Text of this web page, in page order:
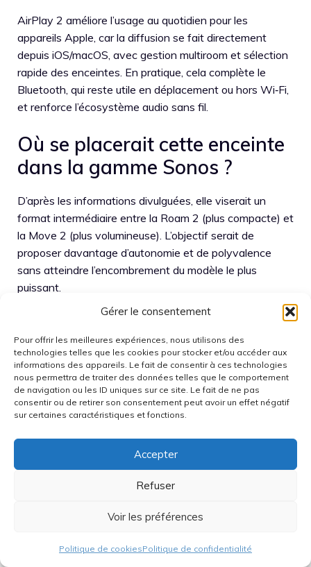
Gérer le consentement
Pour offrir les meilleures expériences, nous utilisons des
technologies telles que les cookies pour stocker et/ou accéder aux
informations des appareils. Le fait de consentir à ces technologies
nous permettra de traiter des données telles que le comportement
de navigation ou les ID uniques sur ce site. Le fait de ne pas
consentir ou de retirer son consentement peut avoir un effet négatif
sur certaines caractéristiques et fonctions.
Accepter
Refuser
Voir les préférences
Politique de cookiesPolitique de confidentialité
AirPlay 2 améliore l’usage au quotidien pour les
appareils Apple, car la diffusion se fait directement
depuis iOS/macOS, avec gestion multiroom et sélection
rapide des enceintes. En pratique, cela complète le
Bluetooth, qui reste utile en déplacement ou hors Wi‑Fi,
et renforce l’écosystème audio sans fil.
Où se placerait cette enceinte
dans la gamme Sonos ?
D’après les informations divulguées, elle viserait un
format intermédiaire entre la Roam 2 (plus compacte) et
la Move 2 (plus volumineuse). L’objectif serait de
proposer davantage d’autonomie et de polyvalence
sans atteindre l’encombrement du modèle le plus
puissant.
permettent d’évaluer la qualité
sonore avant achat ?
Il est utile d’écouter à faible puis à fort volume, de varier
les contenus (musique, voix, podcasts) et de tester
plusieurs placements (centre de pièce, près d’un mur,
extérieur). Ensuite, il faut vérifier la stabilité de la
connectivité en Wi‑Fi et Bluetooth, ainsi que la synchro
AirPlay 2 en multiroom si plusieurs enceintes sont
Le port AUX et l’USB-C sont-